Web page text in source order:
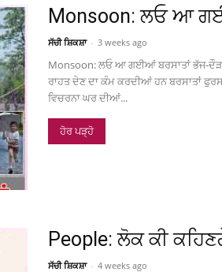
Monsoon: ਲਓ ਆ
ਸੱਚੀ ਸ਼ਿਕਸ਼ਾ - 3 weeks ago
Monsoon: ਲਓ ਆ ਗਈਆਂ ਬਰਸਾਤਾਂ ਭੱਜ-ਦੌੜ
ਰਾਹਤ ਦੇਣ ਦਾ ਕੰਮ ਕਰਦੀਆਂ ਹਨ ਬਰਸਾਤਾਂ
ਵਿਚਰਨਾ ਘਰ ਦੀਆਂ...
ਹੋਰ ਪੜ੍ਹੋ
People: ਲੋਕ ਕੀ
ਸੱਚੀ ਸ਼ਿਕਸ਼ਾ - 4 weeks ago